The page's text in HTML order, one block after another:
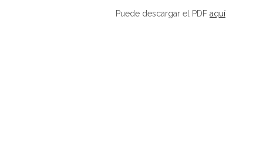
Puede descargar el PDF aquí